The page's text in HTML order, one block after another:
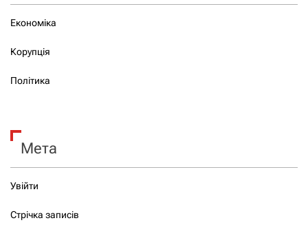
Економіка
Корупція
Політика
Мета
Увійти
Стрічка записів